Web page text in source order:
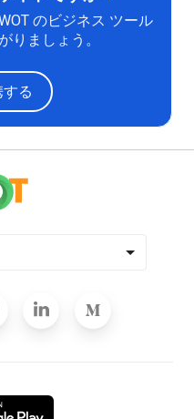
のビジネス ツール
りましょう。
る